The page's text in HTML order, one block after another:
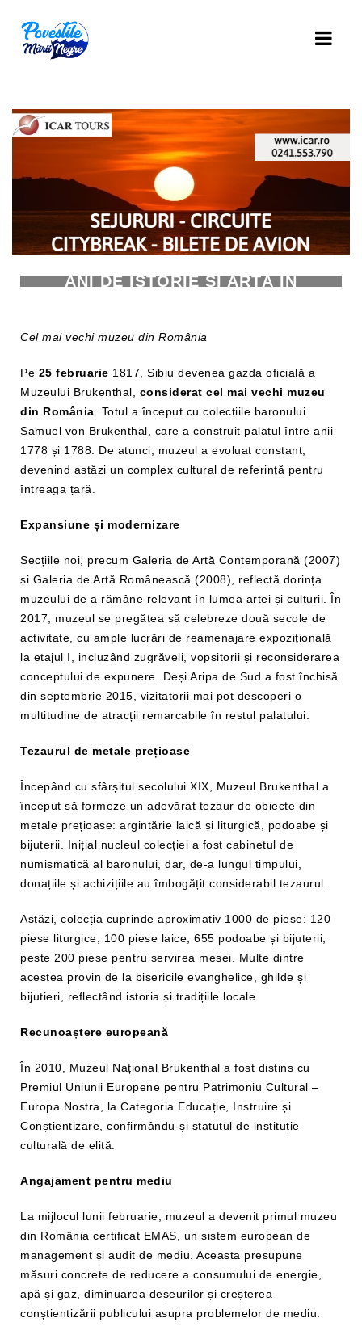
MUZEUL BRUKENTHAL: 200 DE
ANI DE ISTORIE ȘI ARTĂ ÎN
Cel mai vechi muzeu din România
Pe 25 februarie 1817, Sibiu devenea gazda oficială a
Muzeului Brukenthal,
considerat cel mai vechi muzeu
din România . Totul a început cu colecțiile baronului
Samuel von Brukenthal, care a construit palatul între anii
1778 și 1788. De atunci, muzeul a evoluat constant,
devenind astăzi un complex cultural de referință pentru
întreaga țară.
Expansiune și modernizare
Secțiile noi, precum Galeria de Artă Contemporană (2007)
și Galeria de Artă Românească (2008), reflectă dorința
muzeului de a rămâne relevant în lumea artei și culturii. În
2017, muzeul se pregătea să celebreze două secole de
activitate, cu ample lucrări de reamenajare expozițională
la etajul I, incluzând zugrăveli, vopsitorii și reconsiderarea
conceptului de expunere. Deși Aripa de Sud a fost închisă
din septembrie 2015, vizitatorii mai pot descoperi o
multitudine de atracții remarcabile în restul palatului.
Tezaurul de metale prețioase
Începând cu sfârșitul secolului XIX, Muzeul Brukenthal a
început să formeze un adevărat tezaur de obiecte din
metale prețioase: argintărie laică și liturgică, podoabe și
bijuterii. Inițial nucleul colecției a fost cabinetul de
numismatică al baronului, dar, de-a lungul timpului,
donațiile și achizițiile au îmbogățit considerabil tezaurul.
Astăzi, colecția cuprinde aproximativ 1000 de piese: 120
piese liturgice, 100 piese laice, 655 podoabe și bijuterii,
peste 200 piese pentru servirea mesei. Multe dintre
acestea provin de la bisericile evanghelice, ghilde și
bijutieri, reflectând istoria și tradițiile locale.
Recunoaștere europeană
În 2010, Muzeul Național Brukenthal a fost distins cu
Premiul Uniunii Europene pentru Patrimoniu Cultural –
Europa Nostra, la Categoria Educație, Instruire și
Conștientizare, confirmându-și statutul de instituție
culturală de elită.
Angajament pentru mediu
La mijlocul lunii februarie, muzeul a devenit primul muzeu
din România certificat EMAS, un sistem european de
management și audit de mediu. Aceasta presupune
măsuri concrete de reducere a consumului de energie,
apă și gaz, diminuarea deșeurilor și creșterea
conștientizării publicului asupra problemelor de mediu.